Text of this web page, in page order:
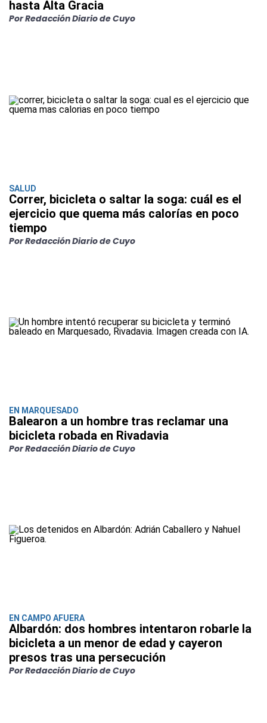
hasta Alta Gracia
Por Redacción Diario de Cuyo
SALUD
Correr, bicicleta o saltar la soga: cuál es el
ejercicio que quema más calorías en poco
tiempo
Por Redacción Diario de Cuyo
EN MARQUESADO
Balearon a un hombre tras reclamar una
bicicleta robada en Rivadavia
Por Redacción Diario de Cuyo
EN CAMPO AFUERA
Albardón: dos hombres intentaron robarle la
bicicleta a un menor de edad y cayeron
presos tras una persecución
Por Redacción Diario de Cuyo